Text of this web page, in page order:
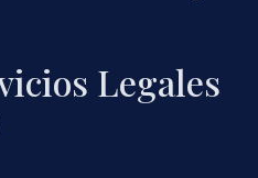
Legales